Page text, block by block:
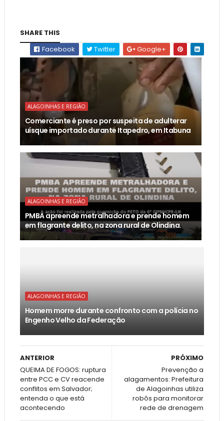
SHARE THIS
Facebook
Twitter Google+
ALAGOINHAS E REGIÃO
Comerciante é preso por suspeita de adulterar
uísque importado durante Itapedro, em Itabuna
ALAGOINHAS E REGIÃO
PMBA apreende metralhadora e prende homem
em flagrante delito, na zona rural de Olindina.
ALAGOINHAS E REGIÃO
Homem morre durante confronto com a polícia no
Engenho Velho da Federação
PRÓXIMO
Prevenção a
alagamentos: Prefeitura
de Alagoinhas utiliza
robôs para monitorar
rede de drenagem
ANTERIOR
QUEIMA DE FOGOS: ruptura
entre PCC e CV reacende
conflitos em Salvador;
entenda o que está
acontecendo